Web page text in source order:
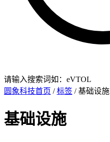
请输入搜索词如：eVTOL
圆象科技首页 /标签 / 基础设施
基础设施